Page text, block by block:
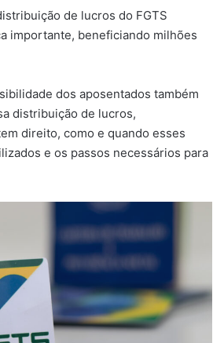
de lucros do FGTS
importante, beneficiando milhões
dos aposentados também
distribuição de lucros,
direito, como e quando esses
e os passos necessários para